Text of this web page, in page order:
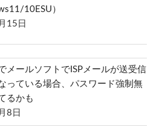
10ESU）
15日
メールソフトでISPメールが送受信
っている場合、パスワード強制無
るかも
8日